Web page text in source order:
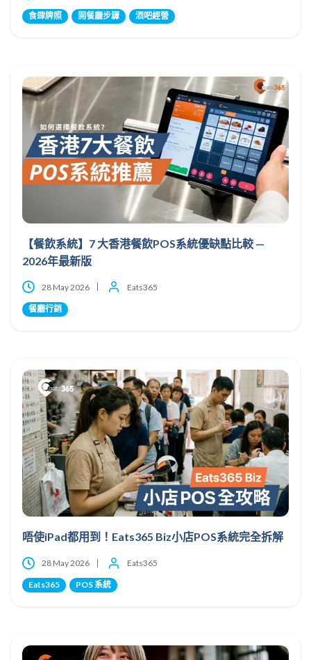
食肆牌照 開餐廳步驟 酒吧經營
【餐飲系統】7 大香港餐飲POS系統優缺點比較 —
2026年最新版
28 May 2026 Eats365
餐廳行銷
唔使iPad都用到！Eats365 Biz小店POS系統完全拆解
28 May 2026 Eats365
Eats365 POS 系統